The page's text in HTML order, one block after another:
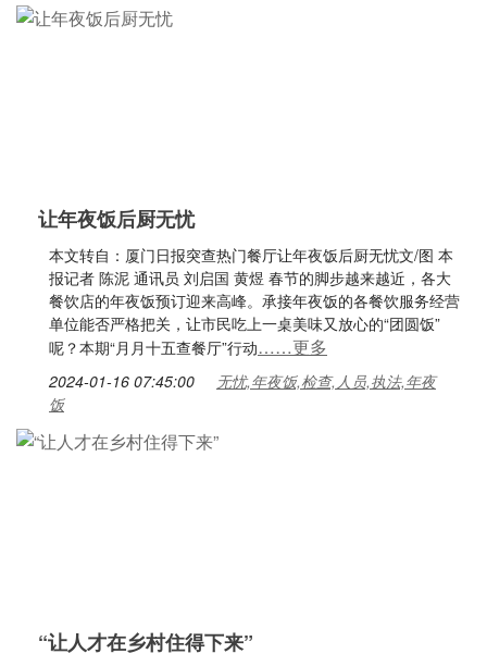
让年夜饭后厨无忧
本文转自：厦门日报突查热门餐厅让年夜饭后厨无忧文/图 本
报记者 陈泥 通讯员 刘启国 黄煜 春节的脚步越来越近，各大
餐饮店的年夜饭预订迎来高峰。承接年夜饭的各餐饮服务经营
单位能否严格把关，让市民吃上一桌美味又放心的“团圆饭”
呢？本期“月月十五查餐厅”行动……更多
2024-01-16 07:45:00
无忧,年夜饭,检查,人员,执法,年夜
饭
“让人才在乡村住得下来”